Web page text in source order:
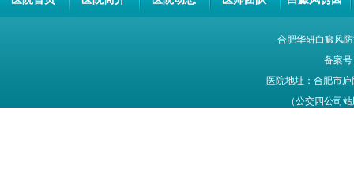
合肥华研白癜风
备案号
医院地址：合肥市
（公交四公司